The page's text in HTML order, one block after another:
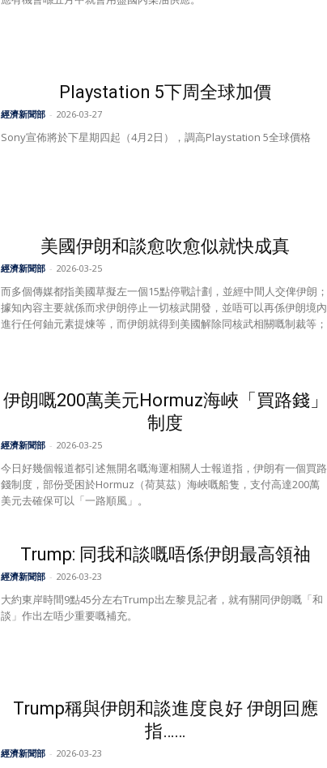
Playstation 5下周全球加價
經濟新聞部 - 2026-03-27
Sony宣佈將於下星期四起（4月2日），調高Playstation 5全球價格
美國伊朗和談愈吹愈似就快成真
經濟新聞部 - 2026-03-25
而多個傳媒都指美國草擬左一個15點停戰計劃，並經中間人交俾伊朗；
據知內容主要就係而求伊朗停止一切核武開發，並唔可以再係伊朗境內
進行任何鈾元素提煉等，而伊朗就得到美國解除同核武相關嘅制裁等；
伊朗嘅200萬美元Hormuz海峽「買路錢」
制度
經濟新聞部 - 2026-03-25
今日好幾個報道都引述無開名嘅海運相關人士報道指，伊朗有一個買路
錢制度，部份受困於Hormuz（荷莫茲）海峽嘅船隻，支付高達200萬
美元去確保可以「一路順風」。
Trump: 同我和談嘅唔係伊朗最高領䄂
經濟新聞部 - 2026-03-23
大約東岸時間9點45分左右Trump出左黎見記者，就有關同伊朗嘅「和
談」作出左唔少重要嘅補充。
Trump稱與伊朗和談進度良好 伊朗回應
指……
經濟新聞部 - 2026-03-23